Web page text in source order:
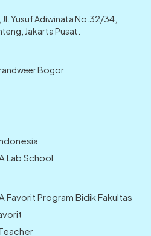
Yusuf Adiwinata No.32/34,
Jakarta Pusat.
Bogor
Lab School
Favorit Program Bidik Fakultas